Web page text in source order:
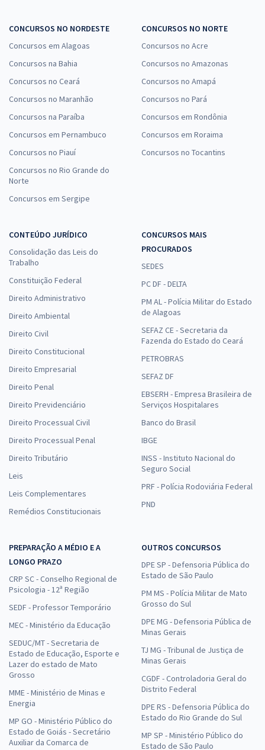
CONCURSOS NO NORDESTE
Concursos em Alagoas
Concursos na Bahia
Concursos no Ceará
Concursos no Maranhão
Concursos na Paraíba
Concursos em Pernambuco
Concursos no Piauí
Concursos no Rio Grande do
Norte
Concursos em Sergipe
CONCURSOS NO NORTE
Concursos no Acre
Concursos no Amazonas
Concursos no Amapá
Concursos no Pará
Concursos em Rondônia
Concursos em Roraima
Concursos no Tocantins
CONTEÚDO JURÍDICO
Consolidação das Leis do
Trabalho
Constituição Federal
Direito Administrativo
Direito Ambiental
Direito Civil
Direito Constitucional
Direito Empresarial
Direito Penal
Direito Previdenciário
Direito Processual Civil
Direito Processual Penal
Direito Tributário
Leis
Leis Complementares
Remédios Constitucionais
CONCURSOS MAIS
PROCURADOS
SEDES
PC DF - DELTA
PM AL - Polícia Militar do Estado
de Alagoas
SEFAZ CE - Secretaria da
Fazenda do Estado do Ceará
PETROBRAS
SEFAZ DF
EBSERH - Empresa Brasileira de
Serviços Hospitalares
Banco do Brasil
IBGE
INSS - Instituto Nacional do
Seguro Social
PRF - Polícia Rodoviária Federal
PND
PREPARAÇÃO A MÉDIO E A
LONGO PRAZO
CRP SC - Conselho Regional de
Psicologia - 12ª Região
SEDF - Professor Temporário
MEC - Ministério da Educação
SEDUC/MT - Secretaria de
Estado de Educação, Esporte e
Lazer do estado de Mato
Grosso
MME - Ministério de Minas e
Energia
MP GO - Ministério Público do
Estado de Goiás - Secretário
Auxiliar da Comarca de
OUTROS CONCURSOS
DPE SP - Defensoria Pública do
Estado de São Paulo
PM MS - Polícia Militar de Mato
Grosso do Sul
DPE MG - Defensoria Pública de
Minas Gerais
TJ MG - Tribunal de Justiça de
Minas Gerais
CGDF - Controladoria Geral do
Distrito Federal
DPE RS - Defensoria Pública do
Estado do Rio Grande do Sul
MP SP - Ministério Público do
Estado de São Paulo